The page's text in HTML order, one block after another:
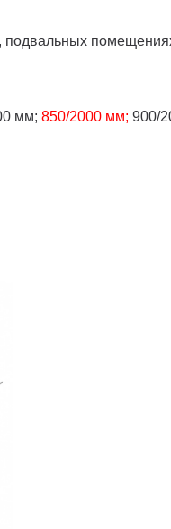
мм; 850/2000 мм; 900/